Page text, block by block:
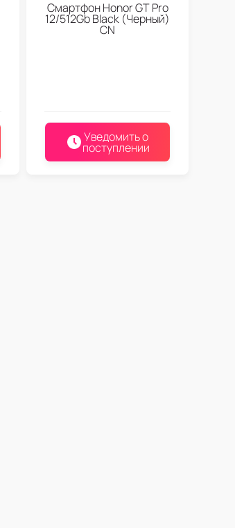
Смартфон Honor GT Pro
12/512Gb Black (Черный)
CN
Уведомить о
поступлении